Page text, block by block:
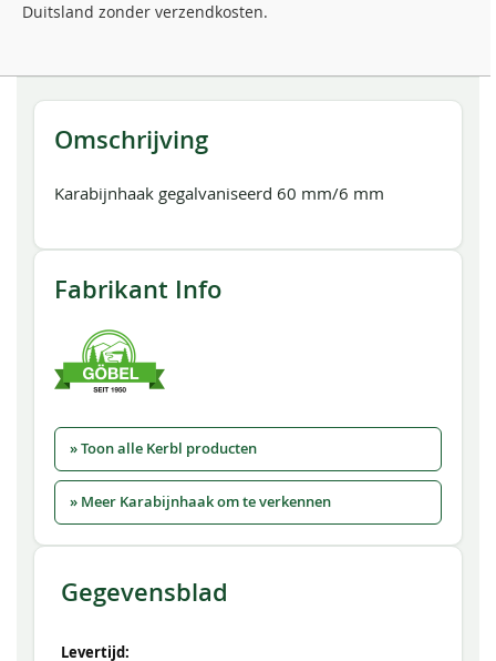
Duitsland zonder verzendkosten.
Omschrijving
Karabijnhaak gegalvaniseerd 60 mm/6 mm
Fabrikant Info
» Toon alle Kerbl producten
» Meer Karabijnhaak om te verkennen
Gegevensblad